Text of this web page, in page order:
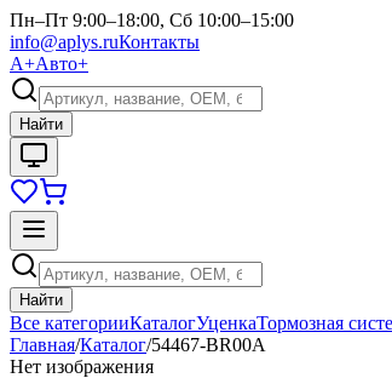
Пн–Пт 9:00–18:00, Сб 10:00–15:00
info@aplys.ruКонтакты
А+Авто+
Найти
Найти
Все категорииКаталогУценкаТормозная
Главная/Каталог/54467-BR00A
Нет изображения